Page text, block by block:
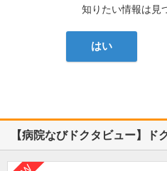
知りたい情報は見
はい
【病院なびドクタビュー】ド